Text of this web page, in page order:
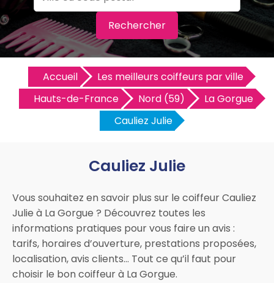
Rechercher
Accueil
Les meilleurs coiffeurs par ville
Hauts-de-France
Nord (59)
La Gorgue
Cauliez Julie
Cauliez Julie
Vous souhaitez en savoir plus sur le coiffeur Cauliez
Julie à La Gorgue ? Découvrez toutes les
informations pratiques pour vous faire un avis :
tarifs, horaires d’ouverture, prestations proposées,
localisation, avis clients… Tout ce qu’il faut pour
choisir le bon coiffeur à La Gorgue.